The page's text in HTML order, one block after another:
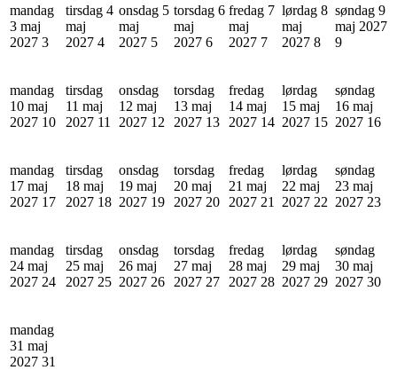
mandag
3 maj
2027 3
tirsdag 4
maj
2027 4
onsdag 5
maj
2027 5
torsdag 6
maj
2027 6
fredag 7
maj
2027 7
lørdag 8
maj
2027 8
søndag 9
maj 2027
9
mandag
10 maj
2027 10
tirsdag
11 maj
2027 11
onsdag
12 maj
2027 12
torsdag
13 maj
2027 13
fredag
14 maj
2027 14
lørdag
15 maj
2027 15
søndag
16 maj
2027 16
mandag
17 maj
2027 17
tirsdag
18 maj
2027 18
onsdag
19 maj
2027 19
torsdag
20 maj
2027 20
fredag
21 maj
2027 21
lørdag
22 maj
2027 22
søndag
23 maj
2027 23
mandag
24 maj
2027 24
tirsdag
25 maj
2027 25
onsdag
26 maj
2027 26
torsdag
27 maj
2027 27
fredag
28 maj
2027 28
lørdag
29 maj
2027 29
søndag
30 maj
2027 30
mandag
31 maj
2027 31